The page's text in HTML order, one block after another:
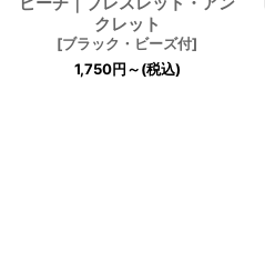
クレット
[ブラック・ビーズ付]
1,750円～(税込)